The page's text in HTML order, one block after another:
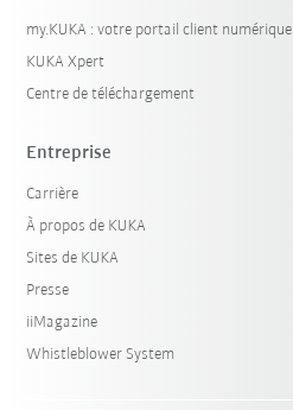
my.KUKA : votre portail client numérique
KUKA Xpert
Centre de téléchargement
Entreprise
Carrière
À propos de KUKA
Sites de KUKA
Presse
iiMagazine
Whistleblower System